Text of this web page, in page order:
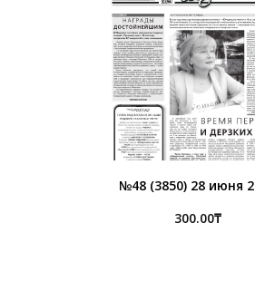
№48 (3850) 28 июня
300.00₸